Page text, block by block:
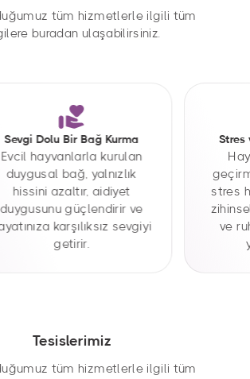
tüm hizmetlerle ilgili tüm
buradan ulaşabilirsiniz.
Sevgi Dolu Bir Bağ Kurma
Evcil hayvanlarla kurulan
duygusal bağ, yalnızlık
hissini azaltır, aidiyet
duygusunu güçlendirir ve
karşılıksız sevgiyi
getirir.
Stres
stres
ve
Tesislerimiz
tüm hizmetlerle ilgili tüm